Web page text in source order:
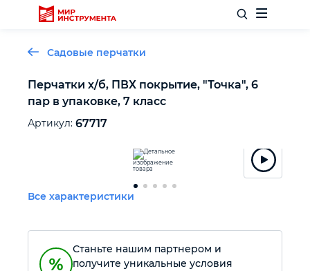
Отделочный инструмент
Столярный инструмент
Измерительный инструмент
Садовые перчатки
Перчатки х/б, ПВХ покрытие, "Точка", 6
пар в упаковке, 7 класс
Артикул: 67717
Все характеристики
Станьте нашим партнером и
получите уникальные условия